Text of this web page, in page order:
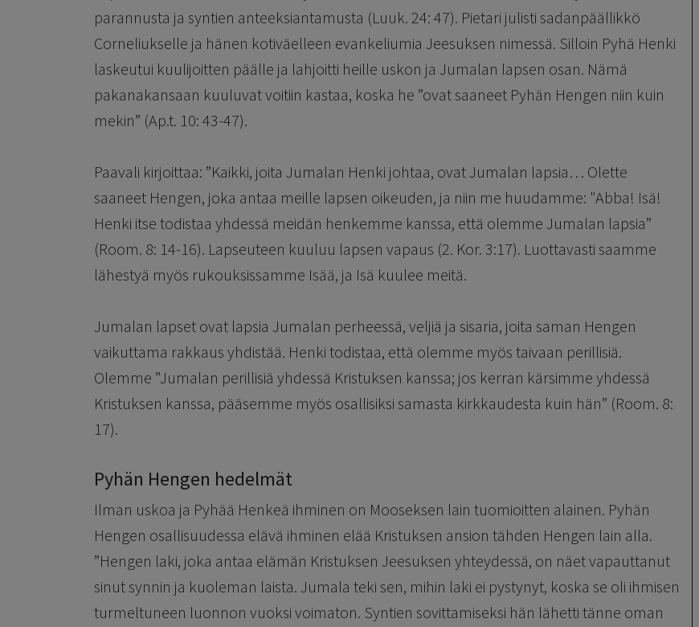
parannusta ja syntien anteeksiantamusta (Luuk. 24: 47). Pietari julisti sadanpäällikkö
Corneliukselle ja hänen kotiväelleen evankeliumia Jeesuksen nimessä. Silloin Pyhä Henki
laskeutui kuulijoitten päälle ja lahjoitti heille uskon ja Jumalan lapsen osan. Nämä
pakanakansaan kuuluvat voitiin kastaa, koska he ”ovat saaneet Pyhän Hengen niin kuin
mekin” (Ap.t. 10: 43-47).
Paavali kirjoittaa: ”Kaikki, joita Jumalan Henki johtaa, ovat Jumalan lapsia… Olette
saaneet Hengen, joka antaa meille lapsen oikeuden, ja niin me huudamme: "Abba! Isä!
Henki itse todistaa yhdessä meidän henkemme kanssa, että olemme Jumalan lapsia”
(Room. 8: 14-16). Lapseuteen kuuluu lapsen vapaus (2. Kor. 3:17). Luottavasti saamme
lähestyä myös rukouksissamme Isää, ja Isä kuulee meitä.
Jumalan lapset ovat lapsia Jumalan perheessä, veljiä ja sisaria, joita saman Hengen
vaikuttama rakkaus yhdistää. Henki todistaa, että olemme myös taivaan perillisiä.
Olemme ”Jumalan perillisiä yhdessä Kristuksen kanssa; jos kerran kärsimme yhdessä
Kristuksen kanssa, pääsemme myös osallisiksi samasta kirkkaudesta kuin hän” (Room. 8:
17).
Pyhän Hengen hedelmät
Ilman uskoa ja Pyhää Henkeä ihminen on Mooseksen lain tuomioitten alainen. Pyhän
Hengen osallisuudessa elävä ihminen elää Kristuksen ansion tähden Hengen lain alla.
”Hengen laki, joka antaa elämän Kristuksen Jeesuksen yhteydessä, on näet vapauttanut
sinut synnin ja kuoleman laista. Jumala teki sen, mihin laki ei pystynyt, koska se oli ihmisen
turmeltuneen luonnon vuoksi voimaton. Syntien sovittamiseksi hän lähetti tänne oman